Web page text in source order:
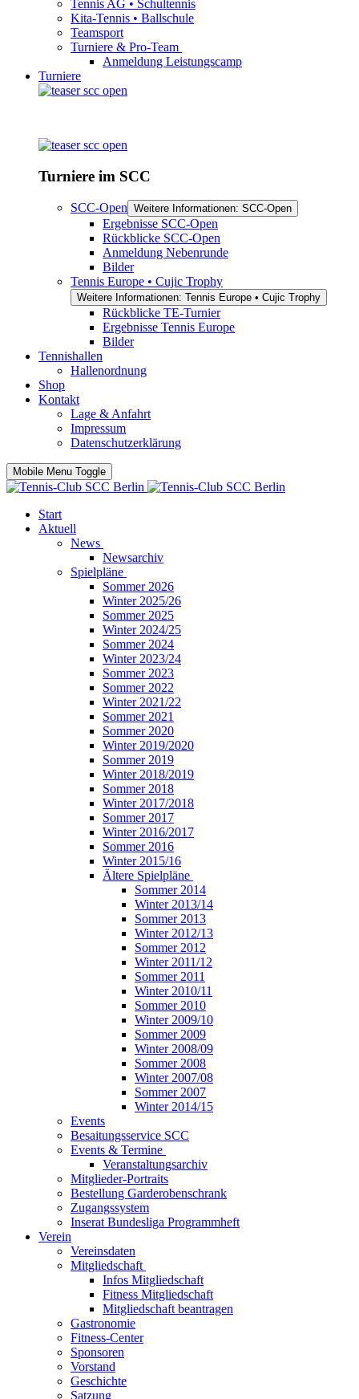
Tennis AG • Schultennis
Kita-Tennis • Ballschule
Teamsport
Turniere & Pro-Team
Anmeldung Leistungscamp
Turniere
Turniere im SCC
SCC-Open Weitere Informationen: SCC-Open
Ergebnisse SCC-Open
Rückblicke SCC-Open
Anmeldung Nebenrunde
Bilder
Tennis Europe • Cujic Trophy
Weitere Informationen: Tennis Europe • Cujic Trophy
Rückblicke TE-Turnier
Ergebnisse Tennis Europe
Bilder
Tennishallen
Hallenordnung
Shop
Kontakt
Lage & Anfahrt
Impressum
Datenschutzerklärung
Mobile Menu Toggle
Start
Aktuell
News
Newsarchiv
Spielpläne
Sommer 2026
Winter 2025/26
Sommer 2025
Winter 2024/25
Sommer 2024
Winter 2023/24
Sommer 2023
Sommer 2022
Winter 2021/22
Sommer 2021
Sommer 2020
Winter 2019/2020
Sommer 2019
Winter 2018/2019
Sommer 2018
Winter 2017/2018
Sommer 2017
Winter 2016/2017
Sommer 2016
Winter 2015/16
Ältere Spielpläne
Sommer 2014
Winter 2013/14
Sommer 2013
Winter 2012/13
Sommer 2012
Winter 2011/12
Sommer 2011
Winter 2010/11
Sommer 2010
Winter 2009/10
Sommer 2009
Winter 2008/09
Sommer 2008
Winter 2007/08
Sommer 2007
Winter 2014/15
Events
Besaitungsservice SCC
Events & Termine
Veranstaltungsarchiv
Mitglieder-Portraits
Bestellung Garderobenschrank
Zugangssystem
Inserat Bundesliga Programmheft
Verein
Vereinsdaten
Mitgliedschaft
Infos Mitgliedschaft
Fitness Mitgliedschaft
Mitgliedschaft beantragen
Gastronomie
Fitness-Center
Sponsoren
Vorstand
Geschichte
Satzung